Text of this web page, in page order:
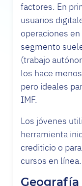
factores. En
usuarios
operaciones
segmento
(trabajo
los hace
pero ideales
IMF.
Los jóvenes
herramienta
crediticio o
cursos en línea.